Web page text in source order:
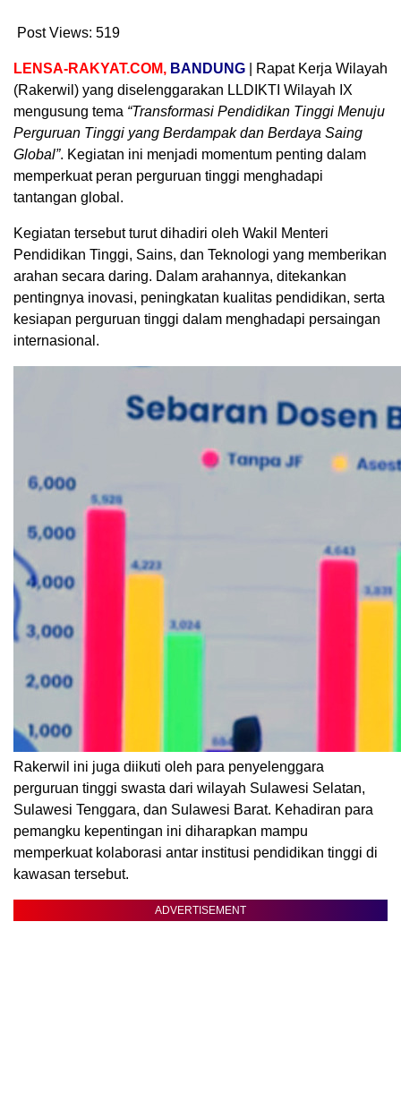
Post Views: 519
LENSA-RAKYAT.COM, BANDUNG | Rapat Kerja Wilayah
(Rakerwil) yang diselenggarakan LLDIKTI Wilayah IX
mengusung tema “Transformasi Pendidikan Tinggi Menuju
Perguruan Tinggi yang Berdampak dan Berdaya Saing
Global”. Kegiatan ini menjadi momentum penting dalam
memperkuat peran perguruan tinggi menghadapi
tantangan global.
Kegiatan tersebut turut dihadiri oleh Wakil Menteri
Pendidikan Tinggi, Sains, dan Teknologi yang memberikan
arahan secara daring. Dalam arahannya, ditekankan
pentingnya inovasi, peningkatan kualitas pendidikan, serta
kesiapan perguruan tinggi dalam menghadapi persaingan
internasional.
Rakerwil ini juga diikuti oleh para penyelenggara
perguruan tinggi swasta dari wilayah Sulawesi Selatan,
Sulawesi Tenggara, dan Sulawesi Barat. Kehadiran para
pemangku kepentingan ini diharapkan mampu
memperkuat kolaborasi antar institusi pendidikan tinggi di
kawasan tersebut.
ADVERTISEMENT